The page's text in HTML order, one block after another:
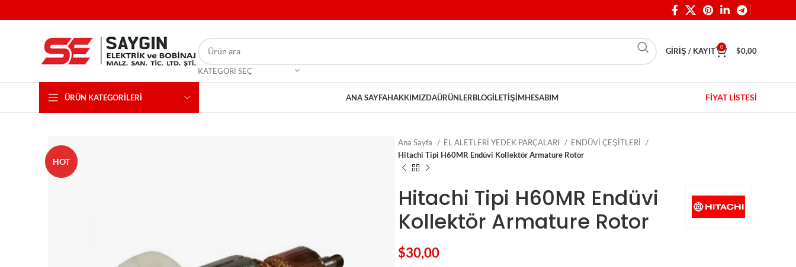
KATEGORI SEÇ
GIRIŞ / KAYIT 0 $0,00
ÜRÜN KATEGORILERI ANA SAYFAHAKKIMIZDAÜRÜNLERBLOGİLETIŞIMHESABIM FİYAT LİSTESİ
HOT
Ana Sayfa EL ALETLERİ YEDEK PARÇALARI
ENDÜVİ ÇEŞİTLERİ
Hitachi Tipi H60MR Endüvi Kollektör Armature Rotor
Hitachi Tipi H60MR Endüvi
Kollektör Armature Rotor
$30,00